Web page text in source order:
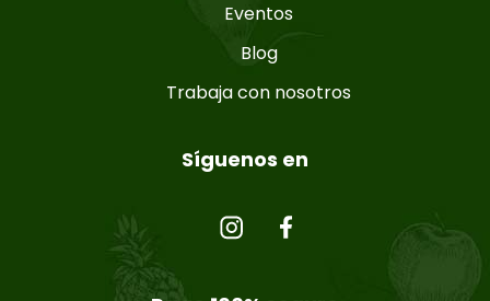
Eventos
Blog
Trabaja con nosotros
Síguenos en